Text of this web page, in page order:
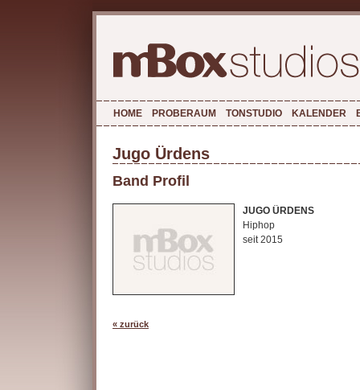
HOME PROBERAUM TONSTUDIO KALENDER
Jugo Ürdens
Band Profil
JUGO ÜRDENS
Hiphop
seit 2015
« zurück